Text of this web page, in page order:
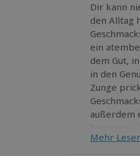
Dir kann
den Alltag
ein
dem Gut,
in den
Zunge
außerdem
bezirzen.
Mehr